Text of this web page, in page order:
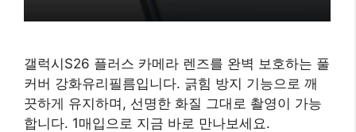
갤럭시S26 플러스 카메라 렌즈를 완벽 보호하는 풀
커버 강화유리필름입니다. 긁힘 방지 기능으로 깨
끗하게 유지하며, 선명한 화질 그대로 촬영이 가능
합니다. 1매입으로 지금 바로 만나보세요.